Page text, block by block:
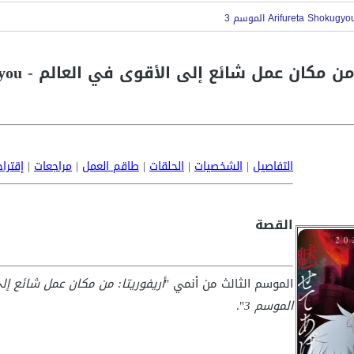
التفاصيل | الشخصيات| الحلقات| طاقم العمل | مراجعات|
القصة
الموسم الثالث من أنمي "
الموسم 3 ".